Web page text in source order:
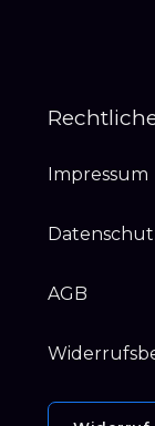
Impressum
AGB